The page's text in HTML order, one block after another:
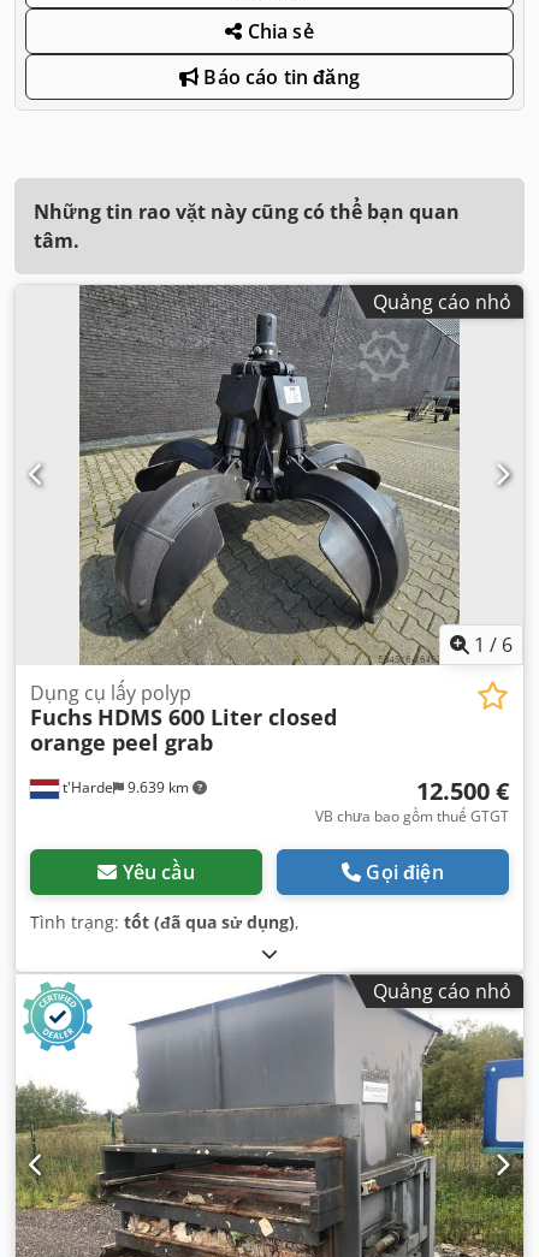
Chia sẻ
Báo cáo tin đăng
Những tin rao vặt này cũng có thể bạn quan
tâm.
Quảng cáo nhỏ
1 / 6
t'Harde 9.639 km
Dụng cụ lấy polyp
Fuchs HDMS 600 Liter closed
orange peel grab
12.500 €
VB chưa bao gồm thuế GTGT
Yêu cầu Gọi điện
Tình trạng: tốt (đã qua sử dụng),
Quảng cáo nhỏ